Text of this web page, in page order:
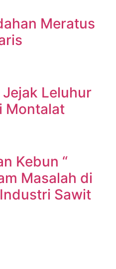
Meratus
Leluhur
Montalat
Kebun “
Masalah di
Sawit